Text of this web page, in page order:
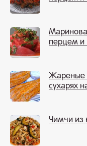
перцем и
Жареные
сухарях
Чимчи из